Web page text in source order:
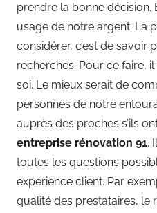
prendre la bonne décision.
usage de notre argent. La
considérer, c’est de savoir
recherches. Pour ce faire,
soi. Le mieux serait de
personnes de notre
auprès des proches s’ils
entreprise rénovation 91.
toutes les questions
expérience client. Par
qualité des prestataires, le